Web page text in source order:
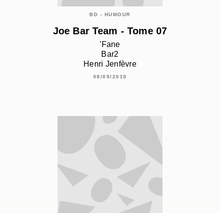
BD - HUMOUR
Joe Bar Team - Tome 07
'Fane
Bar2
Henri Jenfèvre
08/09/2010